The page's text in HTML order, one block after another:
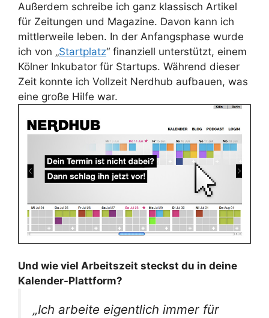
Außerdem schreibe ich ganz klassisch Artikel
für Zeitungen und Magazine. Davon kann ich
mittlerweile leben. In der Anfangsphase wurde
ich von „Startplatz“ finanziell unterstützt, einem
Kölner Inkubator für Startups. Während dieser
Zeit konnte ich Vollzeit Nerdhub aufbauen, was
eine große Hilfe war.
Und wie viel Arbeitszeit steckst du in deine
Kalender-Plattform?
„Ich arbeite eigentlich immer für